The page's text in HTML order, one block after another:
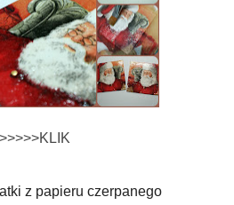
>>>>>KLIK
z papieru czerpanego